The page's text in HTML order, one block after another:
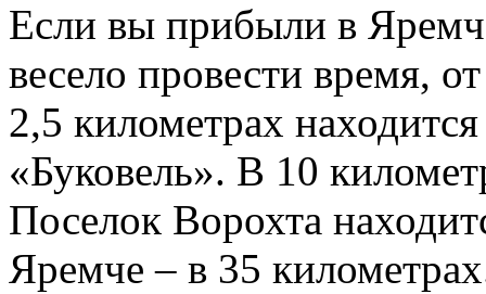
Если вы прибыли в
весело провести время,
2,5 километрах
«Буковель». В 10
Поселок Ворохта
Яремче – в 35